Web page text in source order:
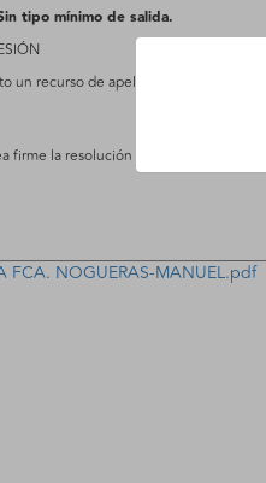
tipo mínimo de salida.
un recurso de apelación contra el
firme la resolución no se podrá
FCA. NOGUERAS-MANUEL.pdf